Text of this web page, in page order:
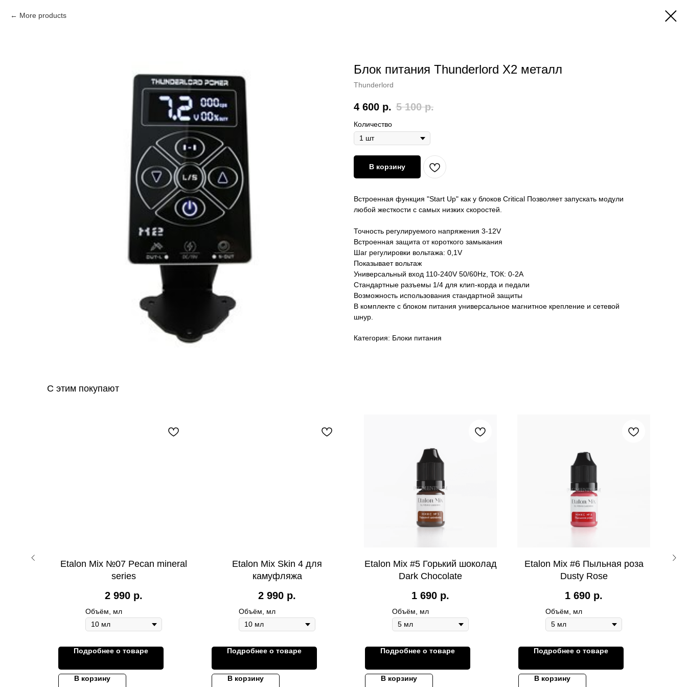
More products
Блок питания Thunderlord X2 металл
Thunderlord
4 600 р. 5 100 р.
Количество
В корзину
Встроенная функция "Start Up" как у блоков Critical Позволяет запускать модули
любой жесткости с самых низких скоростей.
Точность регулируемого напряжения 3-12V
Встроенная защита от короткого замыкания
Шаг регулировки вольтажа: 0,1V
Показывает вольтаж
Универсальный вход 110-240V 50/60Hz, ТОК: 0-2А
Стандартные разъемы 1/4 для клип-корда и педали
Возможность использования стандартной защиты
В комплекте с блоком питания универсальное магнитное крепление и сетевой
шнур.
Категория: Блоки питания
С этим покупают
Etalon Mix №07 Pecan mineral
series
2 990 р.
Объём, мл
Подробнее о товаре
В корзину
Etalon Mix Skin 4 для
камуфляжа
2 990 р.
Объём, мл
Подробнее о товаре
В корзину
Etalon Mix #5 Горький шоколад
Dark Chocolate
1 690 р.
Объём, мл
Подробнее о товаре
В корзину
Etalon Mix #6 Пыльная роза
Dusty Rose
1 690 р.
Объём, мл
Подробнее о товаре
В корзину